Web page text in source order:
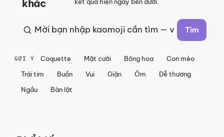
khác
Tìm
GỢI Ý Coquette Mặt cười Bông hoa
Con mèo
Trái tim
Buồn Vui Giận Ôm
Dễ thương
Ngầu
Bàn lật